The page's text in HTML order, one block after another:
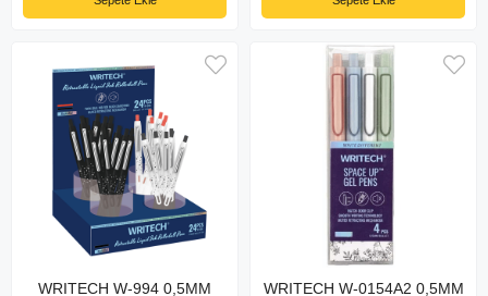
WRITECH W-994 0,5MM
WRITECH W-0154A2 0,5MM